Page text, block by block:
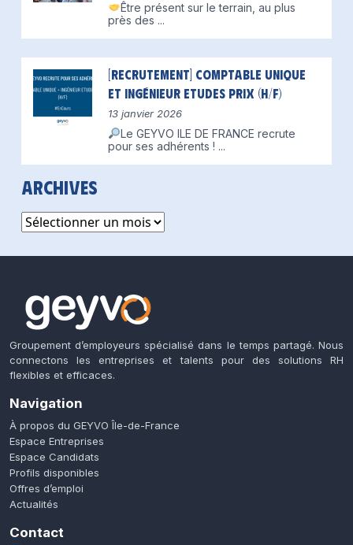
Être présent sur le terrain, au plus
près des ...
[Recrutement] Comptable unique
et Ingénieur Etudes Prix (H/F)
13 janvier 2026
Le GEYVO ILE DE FRANCE recrute
pour ses adhérents ! ...
Archives
Archives
Groupement d’employeurs spécialisé dans le temps partagé. Nous
connectons les entreprises et talents pour des solutions RH
flexibles et efficaces.
Navigation
À propos du GEYVO Île-de-France
Espace Entreprises
Espace Candidats
Profils disponibles
Offres d’emploi
Actualités
Contact